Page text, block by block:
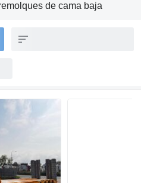
de cama baja